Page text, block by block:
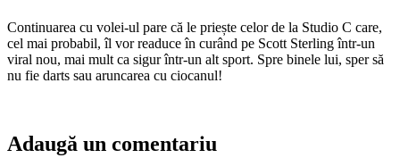
Continuarea cu volei-ul pare că le priește celor de la Studio C care,
cel mai probabil, îl vor readuce în curând pe Scott Sterling într-un
viral nou, mai mult ca sigur într-un alt sport. Spre binele lui, sper să
nu fie darts sau aruncarea cu ciocanul!
Adaugă un comentariu